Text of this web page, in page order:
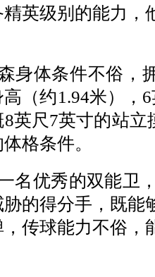
英级别的能力，
身体条件不俗，
（约1.94米），
8英尺7英寸的站
格条件。
名优秀的双能卫
的得分手，既能
传球能力不俗，